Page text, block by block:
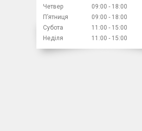
Четвер
09:00
18:00
Пʼятниця
09:00
18:00
Субота
11:00
15:00
Неділя
11:00 15:00